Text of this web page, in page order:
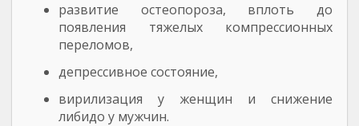
развитие остеопороза, вплоть до
появления тяжелых компрессионных
переломов,
депрессивное состояние,
вирилизация у женщин и снижение
либидо у мужчин.